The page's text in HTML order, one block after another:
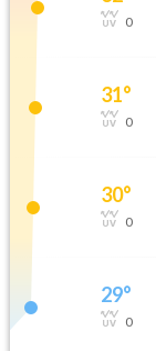
0
31°
0
30°
0
29°
0